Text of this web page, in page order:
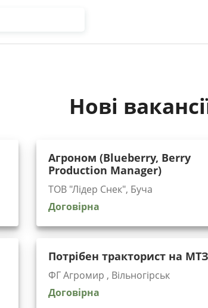
Нові
Агроном (Blueberry, Berry
Production Manager)
ТОВ "Лідер Снек", Буча
Договірна
Потрібен тракторист на
ФГ Агромир , Вільногірськ
Договірна